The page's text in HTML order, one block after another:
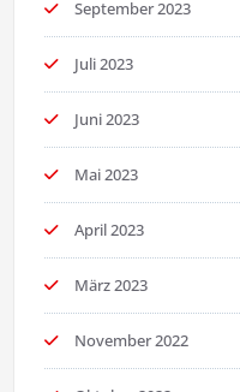
September 2023
Juli 2023
Juni 2023
Mai 2023
April 2023
März 2023
November 2022